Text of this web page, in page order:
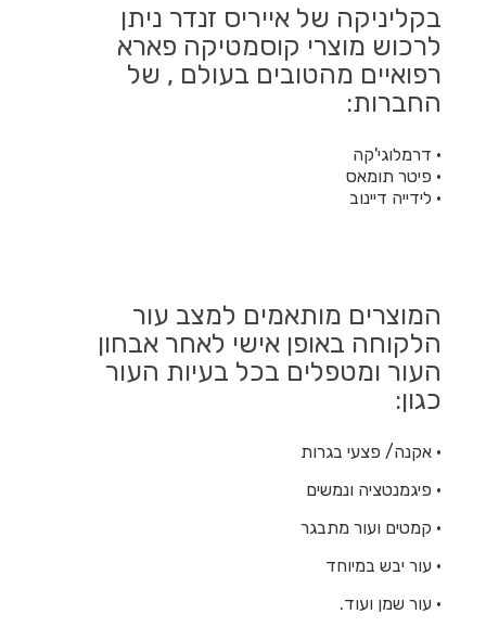
בקליניקה של אייריס זנדר ניתן
לרכוש מוצרי קוסמטיקה פארא
רפואיים מהטובים בעולם , של
החברות:
• דרמלוגי'קה
• פיטר תומאס
• לידייה דיינוב
המוצרים מותאמים למצב עור
הלקוחה באופן אישי לאחר אבחון
העור ומטפלים בכל בעיות העור
כגון:
• אקנה/ פצעי בגרות
• פיגמנטציה ונמשים
• קמטים ועור מתבגר
• עור יבש במיוחד
• עור שמן ועוד.